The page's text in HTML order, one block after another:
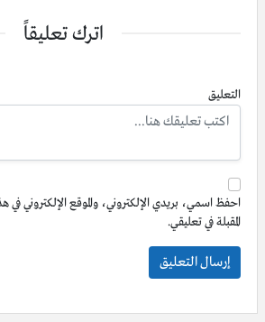
اترك تعليقاً
التعليق
احفظ اسمي، بريدي الإلكتروني، والموقع الإلكتروني في
المقبلة في تعليقي.